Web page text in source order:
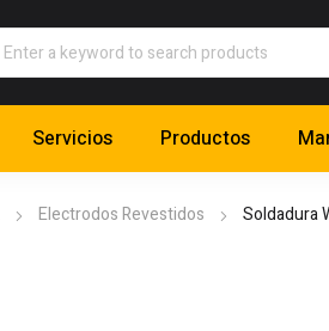
Servicios Productos
Electrodos Revestidos Soldadura